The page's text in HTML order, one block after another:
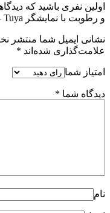
اولین نفری باشید که
و رطوبت با نمایشگر Wi-Fi – Tuya”
نشانی ایمیل شما منتشر
علامت‌گذاری شده‌اند *
امتیاز شما
دیدگاه شما *
نام